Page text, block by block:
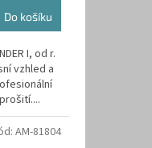
Do košíku
I, od r.
vzhled a
AM-81804